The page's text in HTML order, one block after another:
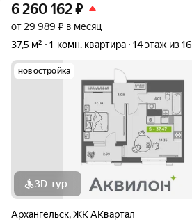
6 260 162₽
от 29 989 ₽ в месяц
37,5 м²
1-комн. квартира 14 этаж из 16
новостройка
3D-тур
Архангельск,ЖК АКвартал